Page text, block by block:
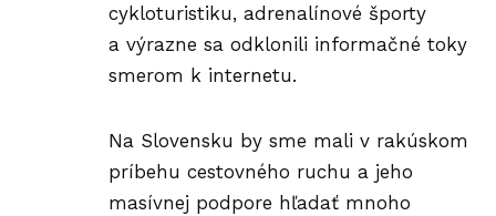
cykloturistiku, adrenalínové športy
a výrazne sa odklonili informačné toky
smerom k internetu.
Na Slovensku by sme mali v rakúskom
príbehu cestovného ruchu a jeho
masívnej podpore hľadať mnoho